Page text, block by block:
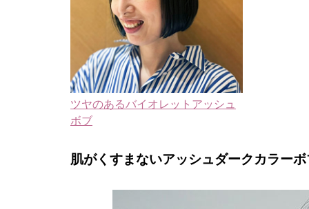
ツヤのあるバイオレットアッシュ
ボブ
肌がくすまないアッシュダークカラーボ